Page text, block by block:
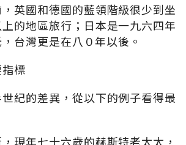
英國和德國的藍領階級很少到坐
的地區旅行；日本是一九六四年
台灣更是在八０年以後。
標
紀的差異，從以下的例子看得最
現年七十六歲的赫斯特老太太，